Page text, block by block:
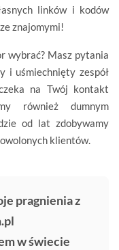
linków i kodów
znajomymi!
wybrać? Masz pytania
i uśmiechnięty zespół
na Twój kontakt
również dumnym
od lat zdobywamy
klientów.
pragnienia z
w świecie